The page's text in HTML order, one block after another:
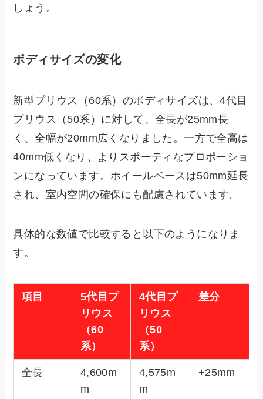
しょう。
ボディサイズの変化
新型プリウス（60系）のボディサイズは、4代目
プリウス（50系）に対して、全長が25mm長
く、全幅が20mm広くなりました。一方で全高は
40mm低くなり、よりスポーティなプロポーショ
ンになっています。ホイールベースは50mm延長
され、室内空間の確保にも配慮されています。
具体的な数値で比較すると以下のようになりま
す。
項目
5代目プ
リウス
（60
系）
4代目プ
リウス
（50
系）
差分
全長
4,600m
m
4,575m
m
+25mm